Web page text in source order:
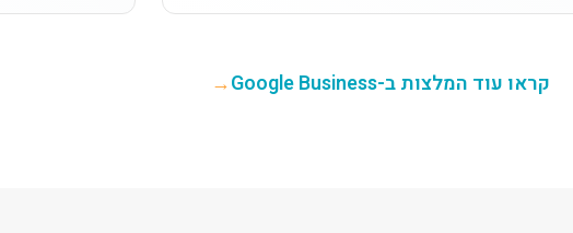
קראו עוד המלצות ב-Google Business →